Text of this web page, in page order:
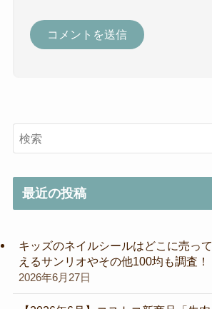
最近の投稿
キッズのネイルシールはどこに売っ
えるサンリオやその他100均も調査！
2026年6月27日